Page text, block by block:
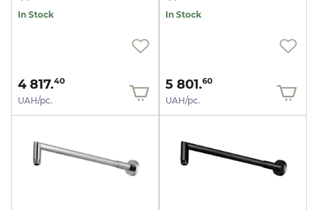
In Stock
4 817.40
UAH/pc.
In Stock
5 801.60
UAH/pc.